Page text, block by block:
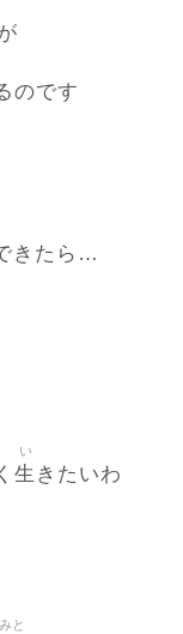
のです
きたら…
生
い
きたいわ
みと